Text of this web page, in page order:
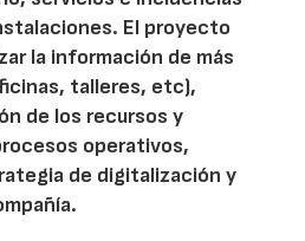
El proyecto
la información de más
talleres, etc),
de los recursos y
operativos,
de digitalización y